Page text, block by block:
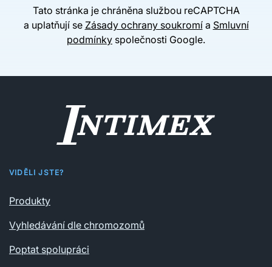
Tato stránka je chráněna službou reCAPTCHA
a uplatňují se Zásady ochrany soukromía Smluvní
podmínky společnosti Google.
VIDĚLI JSTE?
Produkty
Vyhledávání dle chromozomů
Poptat spolupráci